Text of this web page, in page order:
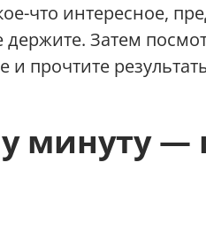
что интересное,
держите. Затем
и прочтите
минуту